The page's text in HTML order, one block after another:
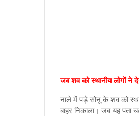
जब शव को स्थानीय लोगों ने
नाले में पड़े सोनू के शव को
बाहर निकाला। जब यह पता